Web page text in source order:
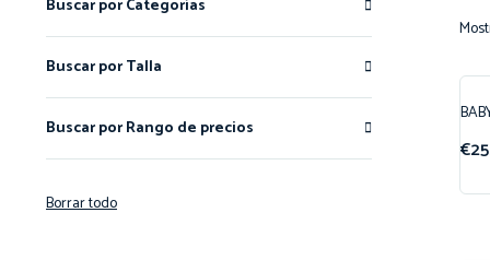
Buscar por Categorías
Buscar por Talla
Buscar por Rango de precios
Borrar todo
€